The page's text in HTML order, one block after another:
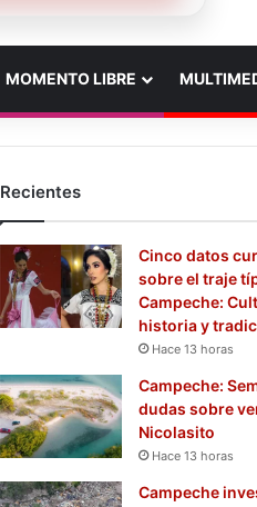
MOMENTO LIBRE
Recientes
Cinco datos
sobre el traje
Campeche:
historia y
Hace 13 horas
Campeche:
dudas sobre
Nicolasito
Hace 13 horas
Campeche